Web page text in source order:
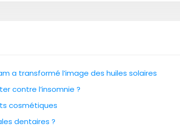
a transformé l’image des huiles solaires
contre l’insomnie ?
cosmétiques
dentaires ?